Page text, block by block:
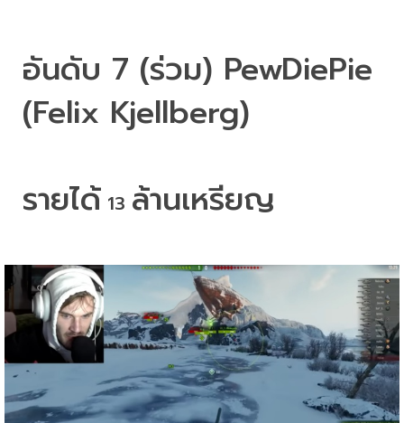
อันดับ 7 (ร่วม) PewDiePie
(Felix Kjellberg)
รายได้ 13 ล้านเหรียญ